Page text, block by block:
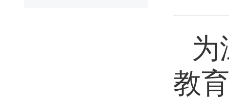
为
教